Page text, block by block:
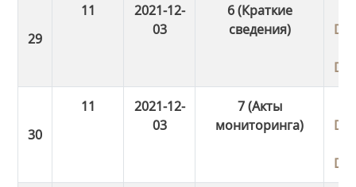
11
2021-12-
03
6 (Краткие
сведения)
11
2021-12-
03
7 (Акты
мониторинга)